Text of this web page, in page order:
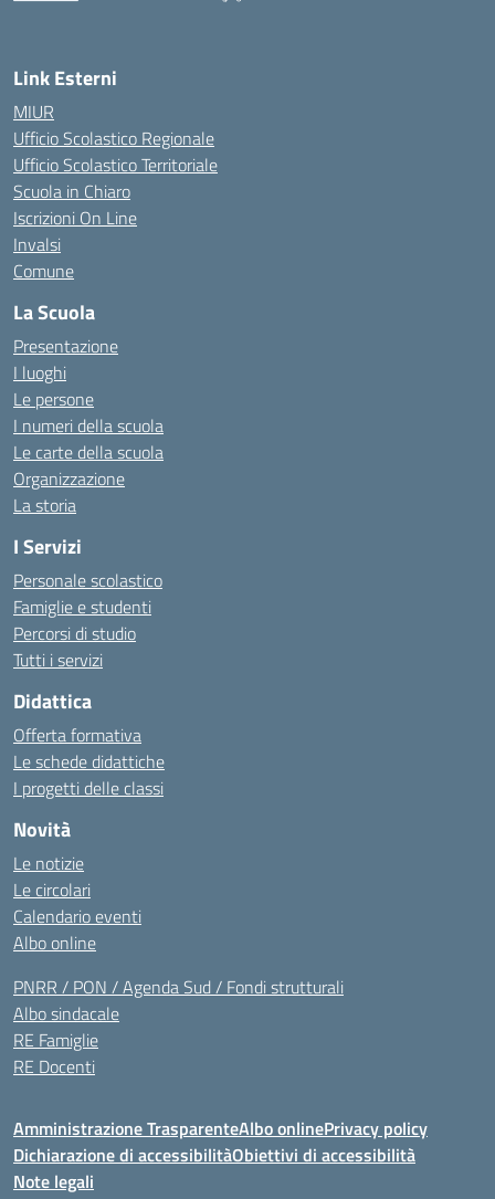
Link Esterni
MIUR
Ufficio Scolastico Regionale
Ufficio Scolastico Territoriale
Scuola in Chiaro
Iscrizioni On Line
Invalsi
Comune
La Scuola
Presentazione
I luoghi
Le persone
I numeri della scuola
Le carte della scuola
Organizzazione
La storia
I Servizi
Personale scolastico
Famiglie e studenti
Percorsi di studio
Tutti i servizi
Didattica
Offerta formativa
Le schede didattiche
I progetti delle classi
Novità
Le notizie
Le circolari
Calendario eventi
Albo online
PNRR / PON / Agenda Sud / Fondi strutturali
Albo sindacale
RE Famiglie
RE Docenti
Amministrazione TrasparenteAlbo onlinePrivacy policy
Dichiarazione di accessibilitàObiettivi di accessibilità
Note legali